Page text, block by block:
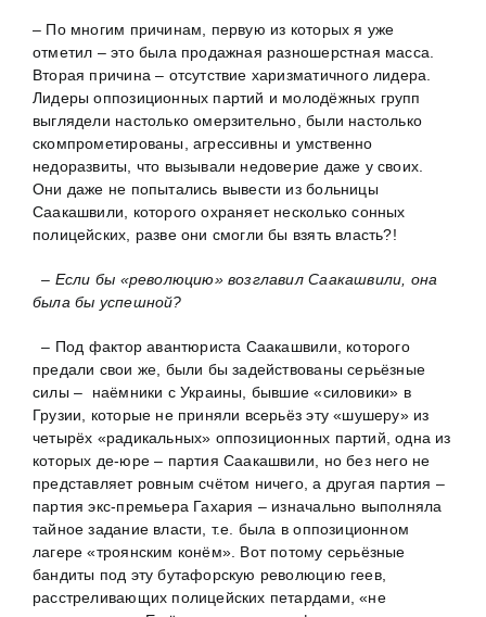
– По многим причинам, первую из которых я уже
отметил – это была продажная разношерстная масса.
Вторая причина – отсутствие харизматичного лидера.
Лидеры оппозиционных партий и молодёжных групп
выглядели настолько омерзительно, были настолько
скомпрометированы, агрессивны и умственно
недоразвиты, что вызывали недоверие даже у своих.
Они даже не попытались вывести из больницы
Саакашвили, которого охраняет несколько сонных
полицейских, разве они смогли бы взять власть?!
– Если бы «революцию» возглавил Саакашвили, она
была бы успешной?
– Под фактор авантюриста Саакашвили, которого
предали свои же, были бы задействованы серьёзные
силы – наёмники с Украины, бывшие «силовики» в
Грузии, которые не приняли всерьёз эту «шушеру» из
четырёх «радикальных» оппозиционных партий, одна из
которых де-юре – партия Саакашвили, но без него не
представляет ровным счётом ничего, а другая партия –
партия экс-премьера Гахария – изначально выполняла
тайное задание власти, т.е. была в оппозиционном
лагере «троянским конём». Вот потому серьёзные
бандиты под эту бутафорскую революцию геев,
расстреливающих полицейских петардами, «не